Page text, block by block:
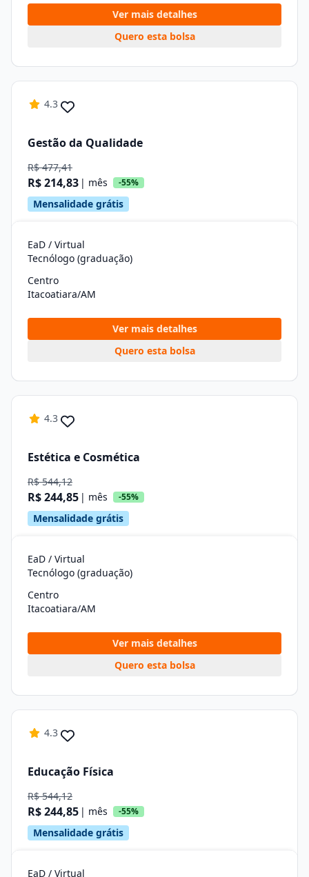
Ver mais detalhes
Quero esta bolsa
4.3
Gestão da Qualidade
R$ 477,41
R$ 214,83 | mês -55%
Mensalidade grátis
EaD / Virtual
Tecnólogo (graduação)
Centro
Itacoatiara/AM
Ver mais detalhes
Quero esta bolsa
4.3
Estética e Cosmética
R$ 544,12
R$ 244,85 | mês -55%
Mensalidade grátis
EaD / Virtual
Tecnólogo (graduação)
Centro
Itacoatiara/AM
Ver mais detalhes
Quero esta bolsa
4.3
Educação Física
R$ 544,12
R$ 244,85 | mês -55%
Mensalidade grátis
EaD / Virtual